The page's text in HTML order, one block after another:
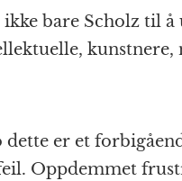
bare Scholz til å
er et
Oppdemmet